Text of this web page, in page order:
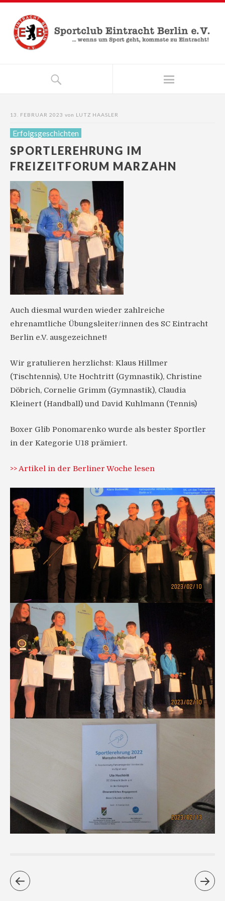
13. FEBRUAR 2023 von LUTZ HAASLER
Erfolgsgeschichten
SPORTLEREHRUNG IM
FREIZEITFORUM MARZAHN
Auch diesmal wurden wieder zahlreiche
ehrenamtliche Übungsleiter/innen des SC Eintracht
Berlin e.V. ausgezeichnet!
Wir gratulieren herzlichst: Klaus Hillmer
(Tischtennis), Ute Hochtritt (Gymnastik), Christine
Döbrich, Cornelie Grimm (Gymnastik), Claudia
Kleinert (Handball) und David Kuhlmann (Tennis)
Boxer Glib Ponomarenko wurde als bester Sportler
in der Kategorie U18 prämiert.
>> Artikel in der Berliner Woche lesen